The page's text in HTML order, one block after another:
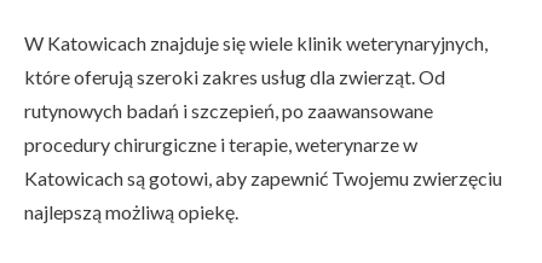
W Katowicach znajduje się wiele klinik weterynaryjnych,
które oferują szeroki zakres usług dla zwierząt. Od
rutynowych badań i szczepień, po zaawansowane
procedury chirurgiczne i terapie, weterynarze w
Katowicach są gotowi, aby zapewnić Twojemu zwierzęciu
najlepszą możliwą opiekę.